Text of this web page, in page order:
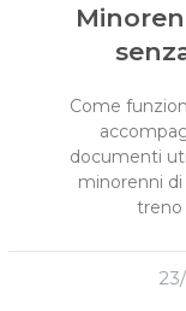
Come
documenti
minorenni di
treno